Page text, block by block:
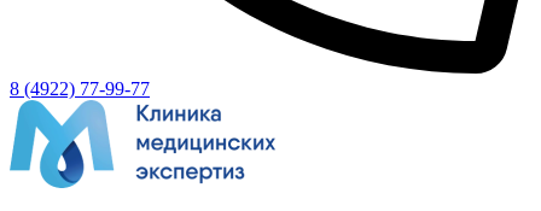
8 (4922) 77-99-77